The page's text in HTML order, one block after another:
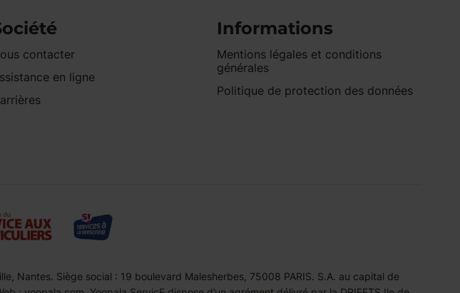
contacter
en ligne
Informations
Mentions légales et conditions
générales
Politique de protection des données
Nantes. Siège social : 19 boulevard Malesherbes, 75008 PARIS. S.A. au capital de